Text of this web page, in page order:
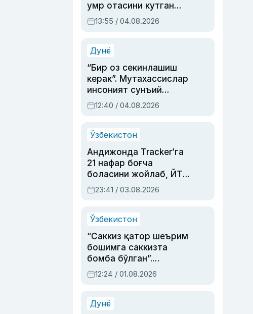
умр отасини кутган
актриса ва дубльяж
устаси Римма
синовларга тўла ҳаёти
13:55 / 04.08.2026
Дунё
“Бир оз секинлашиш
керак”. Мутахассислар
инсоният сунъий
интеллектни бошқара
олмай қолишидан
12:40 / 04.08.2026
Ўзбекистон
Андижонда Tracker’га
21 нафар боғча
боласини жойлаб, ЙТҲ
содир этган аёлга суд
ҳукми ўқилди
23:41 / 03.08.2026
Ўзбекистон
“Саккиз қатор шеърим
бошимга саккизта
бомба бўлган”.
Абдулла Ориповни
сиёсий айбловлардан
12:24 / 01.08.2026
Дунё